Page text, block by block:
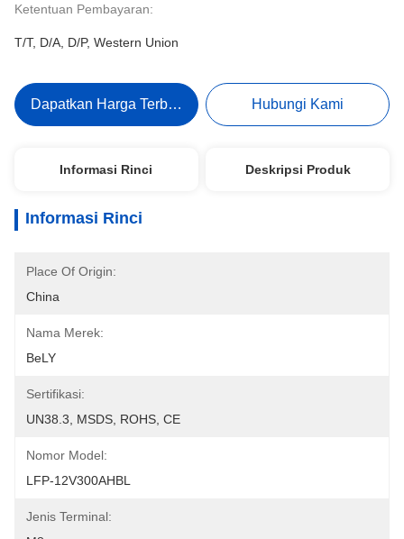
Ketentuan Pembayaran:
T/T, D/A, D/P, Western Union
Dapatkan Harga Terbaik Hubungi Kami
Informasi Rinci Deskripsi Produk
Informasi Rinci
Place Of Origin:
China
Nama Merek:
BeLY
Sertifikasi:
UN38.3, MSDS, ROHS, CE
Nomor Model:
LFP-12V300AHBL
Jenis Terminal: